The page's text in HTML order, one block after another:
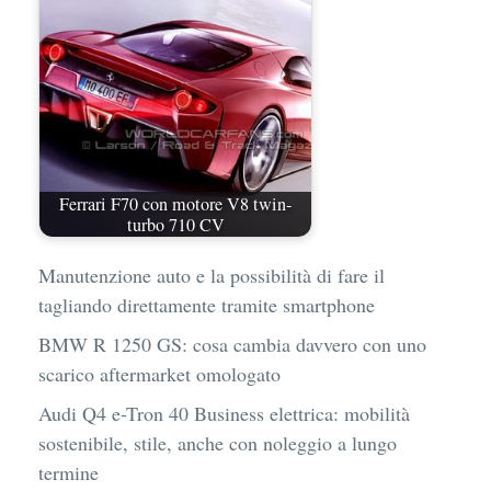
Ferrari F70 con motore V8 twin-
turbo 710 CV
Manutenzione auto e la possibilità di fare il
tagliando direttamente tramite smartphone
BMW R 1250 GS: cosa cambia davvero con uno
scarico aftermarket omologato
Audi Q4 e-Tron 40 Business elettrica: mobilità
sostenibile, stile, anche con noleggio a lungo
termine